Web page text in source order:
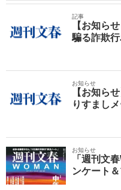
記事
【お知ら
騙る詐欺
お知らせ
【お知ら
りすまし
お知らせ
「週刊文
ンケート